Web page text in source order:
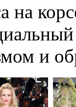
на
и